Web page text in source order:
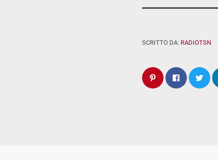
SCRITTO DA: RADIOTSN